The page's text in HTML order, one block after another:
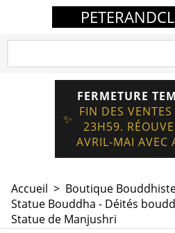
✨
FERMETURE
FIN DES
23H59.
AVRIL-MAI AVEC
Accueil > Boutique
Statue Bouddha - Déités
Statue de Manjushri